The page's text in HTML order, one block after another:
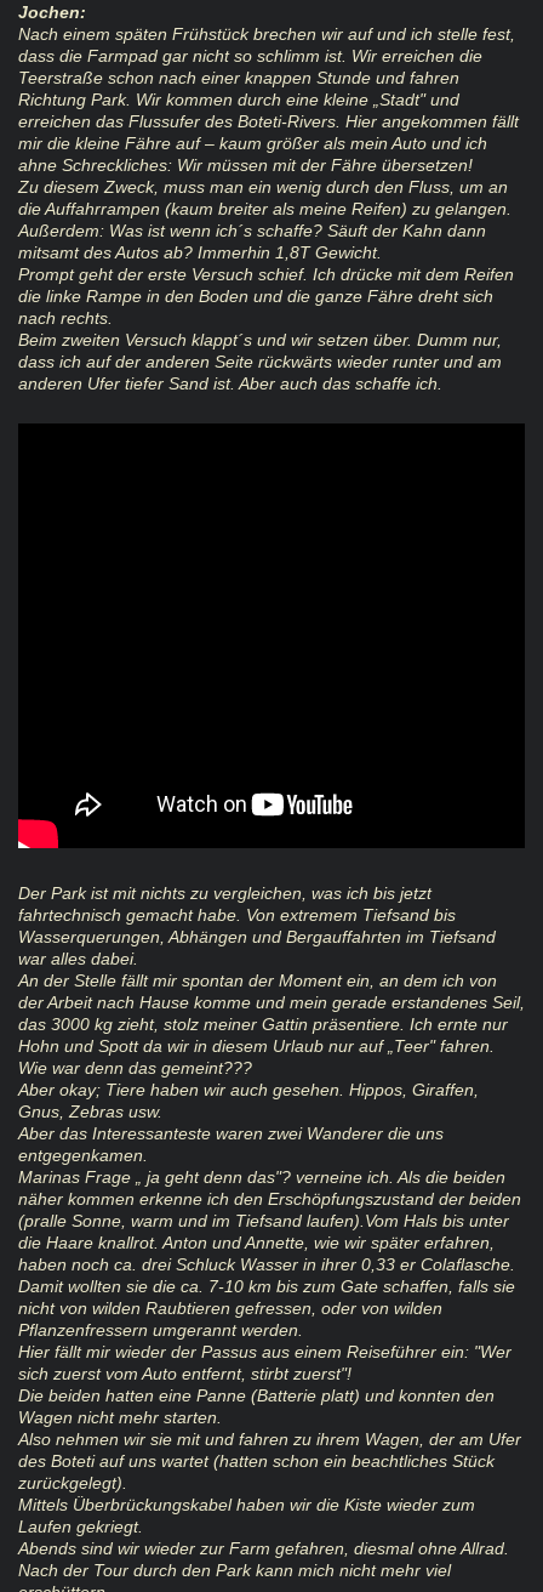
Jochen:
Nach einem späten Frühstück brechen wir auf und ich stelle fest,
dass die Farmpad gar nicht so schlimm ist. Wir erreichen die
Teerstraße schon nach einer knappen Stunde und fahren
Richtung Park. Wir kommen durch eine kleine „Stadt" und
erreichen das Flussufer des Boteti-Rivers. Hier angekommen fällt
mir die kleine Fähre auf – kaum größer als mein Auto und ich
ahne Schreckliches: Wir müssen mit der Fähre übersetzen!
Zu diesem Zweck, muss man ein wenig durch den Fluss, um an
die Auffahrrampen (kaum breiter als meine Reifen) zu gelangen.
Außerdem: Was ist wenn ich´s schaffe? Säuft der Kahn dann
mitsamt des Autos ab? Immerhin 1,8T Gewicht.
Prompt geht der erste Versuch schief. Ich drücke mit dem Reifen
die linke Rampe in den Boden und die ganze Fähre dreht sich
nach rechts.
Beim zweiten Versuch klappt´s und wir setzen über. Dumm nur,
dass ich auf der anderen Seite rückwärts wieder runter und am
anderen Ufer tiefer Sand ist. Aber auch das schaffe ich.
Der Park ist mit nichts zu vergleichen, was ich bis jetzt
fahrtechnisch gemacht habe. Von extremem Tiefsand bis
Wasserquerungen, Abhängen und Bergauffahrten im Tiefsand
war alles dabei.
An der Stelle fällt mir spontan der Moment ein, an dem ich von
der Arbeit nach Hause komme und mein gerade erstandenes Seil,
das 3000 kg zieht, stolz meiner Gattin präsentiere. Ich ernte nur
Hohn und Spott da wir in diesem Urlaub nur auf „Teer" fahren.
Wie war denn das gemeint???
Aber okay; Tiere haben wir auch gesehen. Hippos, Giraffen,
Gnus, Zebras usw.
Aber das Interessanteste waren zwei Wanderer die uns
entgegenkamen.
Marinas Frage „ ja geht denn das"? verneine ich. Als die beiden
näher kommen erkenne ich den Erschöpfungszustand der beiden
(pralle Sonne, warm und im Tiefsand laufen).Vom Hals bis unter
die Haare knallrot. Anton und Annette, wie wir später erfahren,
haben noch ca. drei Schluck Wasser in ihrer 0,33 er Colaflasche.
Damit wollten sie die ca. 7-10 km bis zum Gate schaffen, falls sie
nicht von wilden Raubtieren gefressen, oder von wilden
Pflanzenfressern umgerannt werden.
Hier fällt mir wieder der Passus aus einem Reiseführer ein: "Wer
sich zuerst vom Auto entfernt, stirbt zuerst"!
Die beiden hatten eine Panne (Batterie platt) und konnten den
Wagen nicht mehr starten.
Also nehmen wir sie mit und fahren zu ihrem Wagen, der am Ufer
des Boteti auf uns wartet (hatten schon ein beachtliches Stück
zurückgelegt).
Mittels Überbrückungskabel haben wir die Kiste wieder zum
Laufen gekriegt.
Abends sind wir wieder zur Farm gefahren, diesmal ohne Allrad.
Nach der Tour durch den Park kann mich nicht mehr viel